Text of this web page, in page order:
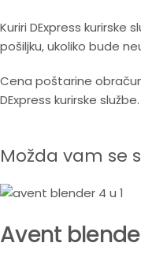
KARAKTERISTIKA
Voltaža
Kapacitet (Čvrsta
hrana)
Materijal
Kuriri DExpress
pošiljku, ukoliko bude
Cena poštarine
DExpress kurirske službe.
Možda vam se
Avent